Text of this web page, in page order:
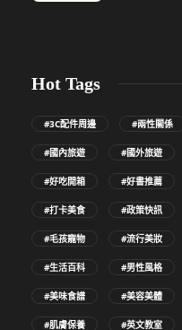
Hot Tags
#3C配件周邊 #兩性關係
#國內旅遊 #國外旅遊
#好吃開箱 #好書推薦
#打卡美食 #政策快訊
#毛孩寵物 #流行美妝
#生活百科 #男性風格
#美味食譜 #美容美體
#肌膚保養 #英文教室